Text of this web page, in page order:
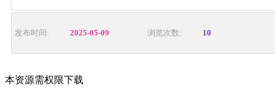
发布时间: 2025-05-09 浏览次数: 10
本资源需权限下载